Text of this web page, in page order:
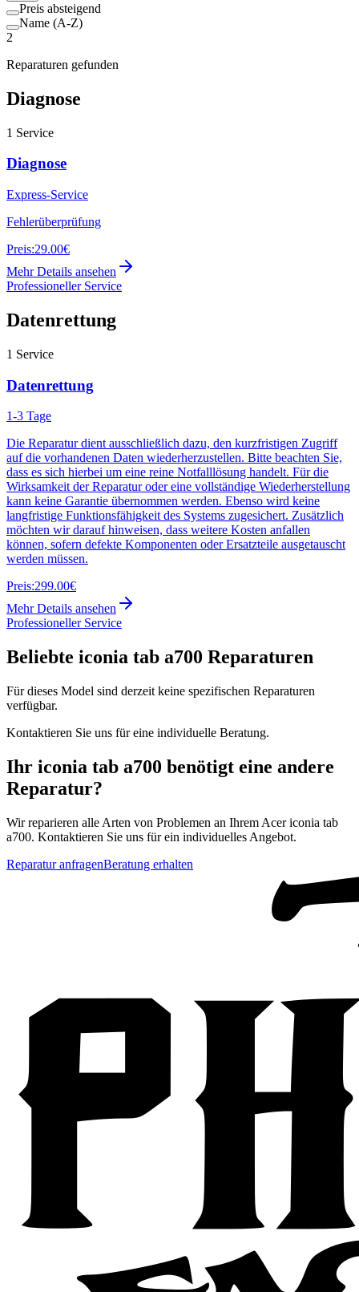
Preis absteigend
Name (A-Z)
2
Reparaturen gefunden
Diagnose
1 Service
Diagnose
Express-Service
Fehlerüberprüfung
Preis:29.00€
Mehr Details ansehen
Professioneller Service
Datenrettung
1 Service
Datenrettung
1-3 Tage
Die Reparatur dient ausschließlich dazu, den kurzfristigen Zugriff
auf die vorhandenen Daten wiederherzustellen. Bitte beachten Sie,
dass es sich hierbei um eine reine Notfalllösung handelt. Für die
Wirksamkeit der Reparatur oder eine vollständige Wiederherstellung
kann keine Garantie übernommen werden. Ebenso wird keine
langfristige Funktionsfähigkeit des Systems zugesichert. Zusätzlich
möchten wir darauf hinweisen, dass weitere Kosten anfallen
können, sofern defekte Komponenten oder Ersatzteile ausgetauscht
werden müssen.
Preis:299.00€
Mehr Details ansehen
Professioneller Service
Beliebte iconia tab a700 Reparaturen
Für dieses Model sind derzeit keine spezifischen Reparaturen
verfügbar.
Kontaktieren Sie uns für eine individuelle Beratung.
Ihr iconia tab a700 benötigt eine andere
Reparatur?
Wir reparieren alle Arten von Problemen an Ihrem Acer iconia tab
a700. Kontaktieren Sie uns für ein individuelles Angebot.
Reparatur anfragenBeratung erhalten